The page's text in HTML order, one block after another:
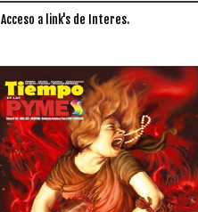
a link's de Interes.